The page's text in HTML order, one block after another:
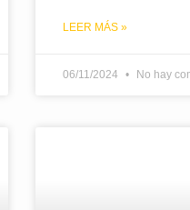
LEER MÁS »
06/11/2024 No hay